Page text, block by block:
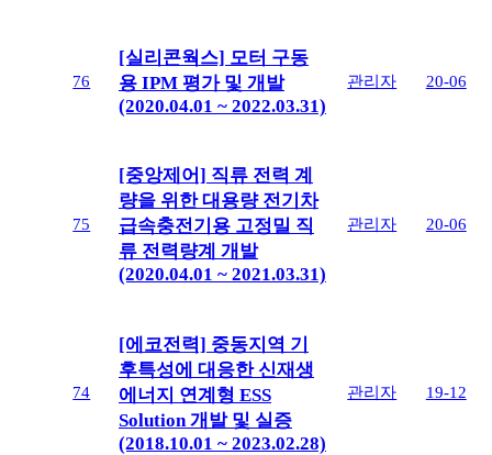
76
[실리콘웍스] 모터 구동
용 IPM 평가 및 개발
(2020.04.01 ~ 2022.03.31)
관리자 20-06
75
[중앙제어] 직류 전력 계
량을 위한 대용량 전기차
급속충전기용 고정밀 직
류 전력량계 개발
(2020.04.01 ~ 2021.03.31)
관리자 20-06
74
[에코전력] 중동지역 기
후특성에 대응한 신재생
에너지 연계형 ESS
Solution 개발 및 실증
(2018.10.01 ~ 2023.02.28)
관리자 19-12